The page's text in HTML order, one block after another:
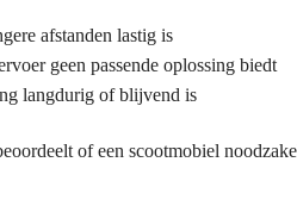
afstanden lastig is
geen passende oplossing biedt
langdurig of blijvend is
of een scootmobiel